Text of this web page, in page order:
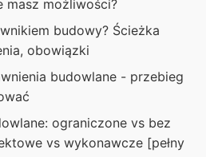
masz możliwości?
budowy? Ścieżka
obowiązki
budowlane - przebieg
ograniczone vs bez
vs wykonawcze [pełny